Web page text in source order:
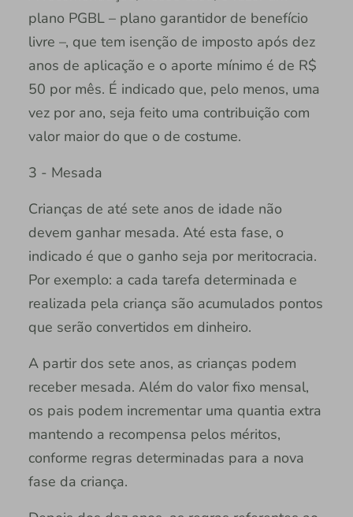
plano PGBL – plano garantidor de benefício
livre –, que tem isenção de imposto após dez
anos de aplicação e o aporte mínimo é de R$
50 por mês. É indicado que, pelo menos, uma
vez por ano, seja feito uma contribuição com
valor maior do que o de costume.
3 - Mesada
Crianças de até sete anos de idade não
devem ganhar mesada. Até esta fase, o
indicado é que o ganho seja por meritocracia.
Por exemplo: a cada tarefa determinada e
realizada pela criança são acumulados pontos
que serão convertidos em dinheiro.
A partir dos sete anos, as crianças podem
receber mesada. Além do valor fixo mensal,
os pais podem incrementar uma quantia extra
mantendo a recompensa pelos méritos,
conforme regras determinadas para a nova
fase da criança.